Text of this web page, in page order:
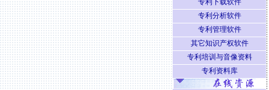
专利下载软件
专利分析软件
专利管理软件
其它知识产权软件
专利培训与音像资料
专利资料库